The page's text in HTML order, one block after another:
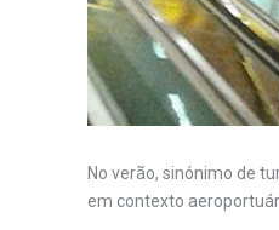
No verão, sinónimo de
em contexto